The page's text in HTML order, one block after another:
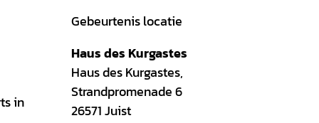
in
Gebeurtenis locatie
Haus des Kurgastes
Haus des Kurgastes,
Strandpromenade 6
26571Juist